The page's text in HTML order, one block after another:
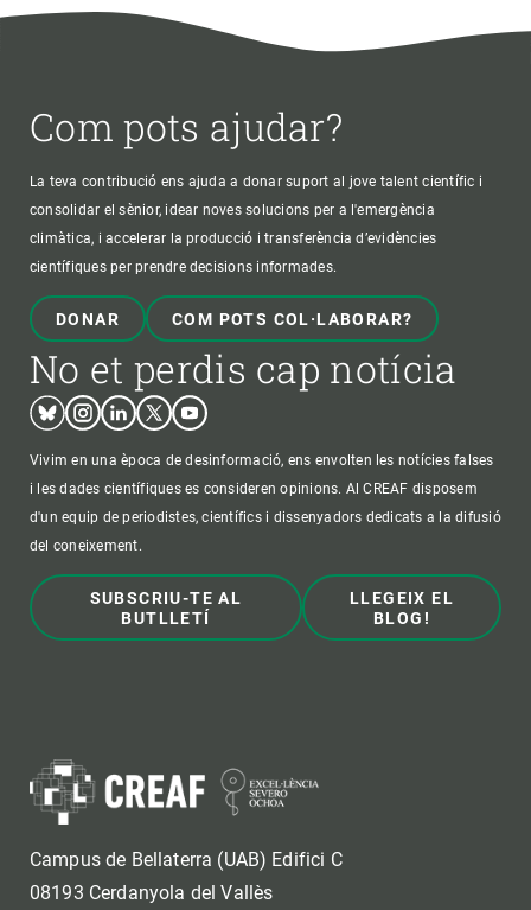
Com pots ajudar?
La teva contribució ens ajuda a donar suport al jove talent científic i
consolidar el sènior, idear noves solucions per a l'emergència
climàtica, i accelerar la producció i transferència d’evidències
científiques per prendre decisions informades.
DONAR COM POTS COL·LABORAR?
No et perdis cap notícia
BlueskyInstagram
LinkedinTwitterYoutube
Vivim en una època de desinformació, ens envolten les notícies falses
i les dades científiques es consideren opinions. Al CREAF disposem
d'un equip de periodistes, científics i dissenyadors dedicats a la difusió
del coneixement.
SUBSCRIU-TE AL
BUTLLETÍ
LLEGEIX EL
BLOG!
Campus de Bellaterra (UAB) Edifici C
08193 Cerdanyola del Vallès